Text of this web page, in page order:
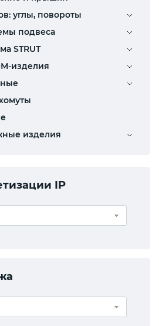
углы, повороты
подвеса
STRUT
изделия
изделия
IP